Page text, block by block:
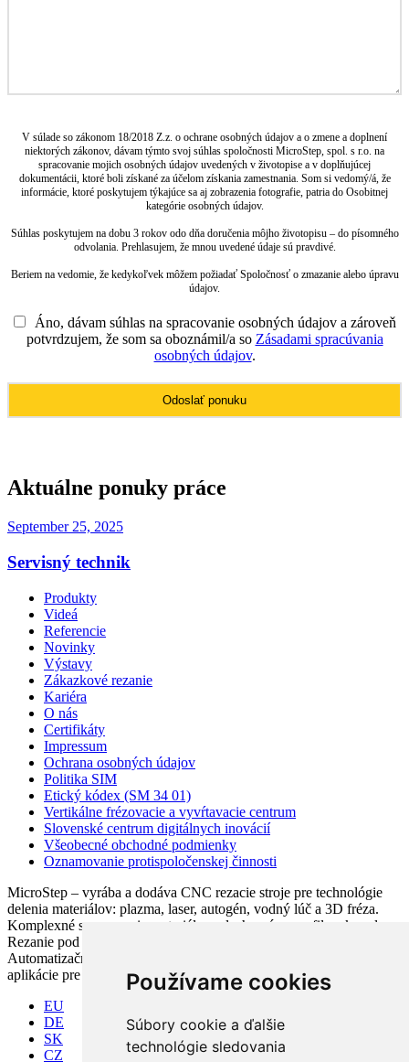
Používame cookies
Súbory cookie a ďalšie
technológie sledovania
V súlade so zákonom 18/2018 Z.z. o ochrane osobných údajov a o zmene a doplnení
niektorých zákonov, dávam týmto svoj súhlas spoločnosti MicroStep, spol. s r.o. na
spracovanie mojich osobných údajov uvedených v životopise a v doplňujúcej
dokumentácii, ktoré boli získané za účelom získania zamestnania. Som si vedomý/á, že
informácie, ktoré poskytujem týkajúce sa aj zobrazenia fotografie, patria do Osobitnej
kategórie osobných údajov.
Súhlas poskytujem na dobu 3 rokov odo dňa doručenia môjho životopisu – do písomného
odvolania. Prehlasujem, že mnou uvedené údaje sú pravdivé.
Beriem na vedomie, že kedykoľvek môžem požiadať Spoločnosť o zmazanie alebo úpravu
údajov.
Áno, dávam súhlas na spracovanie osobných údajov a zároveň
potvrdzujem, že som sa oboznámil/a so Zásadami spracúvania
osobných údajov.
Aktuálne ponuky práce
September 25, 2025
Servisný technik
Produkty
Videá
Referencie
Novinky
Výstavy
Zákazkové rezanie
Kariéra
O nás
Certifikáty
Impressum
Ochrana osobných údajov
Politika SIM
Etický kódex (SM 34 01)
Vertikálne frézovacie a vyvŕtavacie centrum
Slovenské centrum digitálnych inovácií
Všeobecné obchodné podmienky
Oznamovanie protispoločenskej činnosti
MicroStep – vyrába a dodáva CNC rezacie stroje pre technológie
delenia materiálov: plazma, laser, autogén, vodný lúč a 3D fréza.
Komplexné spracovanie materiálov: plechy, rúry, profily a kopuly.
Rezanie pod uhlom, vŕtanie, zahlbovanie, popisovanie.
Automatizačné riešenia. CNC riadiace systémy a CAM. CAPP
aplikácie pre komplexné riadenie výroby
EU
DE
SK
CZ